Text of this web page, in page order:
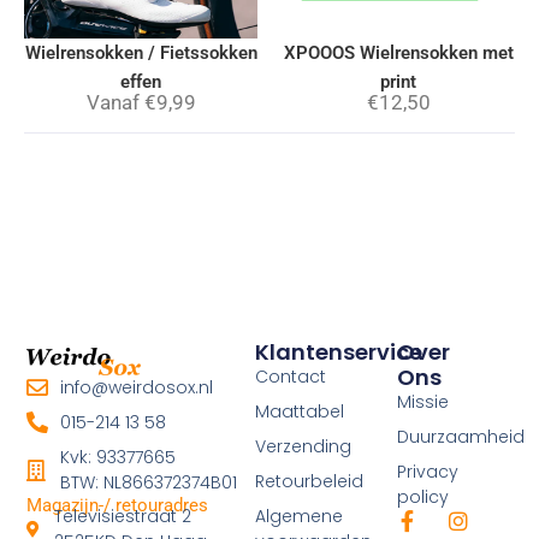
Wielrensokken / Fietssokken
effen
Vanaf €9,99
XPOOOS Wielrensokken met
print
€12,50
info@weirdosox.nl
015-214 13 58
Kvk: 93377665
BTW: NL866372374B01
Magazijn-/ retouradres
Televisiestraat 2
Klantenservice
Contact
Maattabel
Verzending
Retourbeleid
Algemene
Over
Ons
Missie
Duurzaamheid
Privacy
policy
F
I